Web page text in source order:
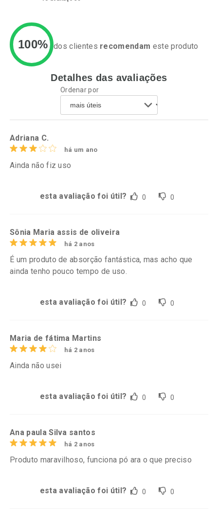
Ativar Desconto
Comprar sem Desconto
Por R$ 37,25/cada
Comprar sem Desconto
Ativar Desconto
Comprar sem Desconto
Por R$ 50,25/cada
100% dos clientes recomendam este produto
Detalhes das avaliações
Ordenar por
Adriana C.
há um ano
Ainda não fiz uso
esta avaliação foi útil? 0 0
Sônia Maria assis de oliveira
há 2 anos
É um produto de absorção fantástica, mas acho que
ainda tenho pouco tempo de uso.
esta avaliação foi útil? 0 0
Maria de fátima Martins
há 2 anos
Ainda não usei
esta avaliação foi útil? 0 0
Ana paula Silva santos
há 2 anos
Produto maravilhoso, funciona pó ara o que preciso
esta avaliação foi útil? 0 0